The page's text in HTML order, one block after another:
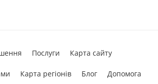
Послуги Карта сайту
Карта регіонів Блог Допомога